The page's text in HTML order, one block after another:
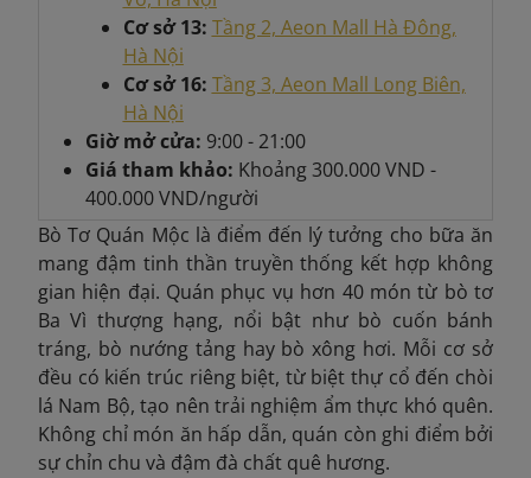
Cơ sở 13: Tầng 2, Aeon Mall Hà Đông,
Hà Nội
Cơ sở 16: Tầng 3, Aeon Mall Long Biên,
Hà Nội
Giờ mở cửa: 9:00 - 21:00
Giá tham khảo: Khoảng300.000 VND -
400.000 VND/người
Bò Tơ Quán Mộc là điểm đến lý tưởng cho bữa ăn
mang đậm tinh thần truyền thống kết hợp không
gian hiện đại. Quán phục vụ hơn 40 món từ bò tơ
Ba Vì thượng hạng, nổi bật như bò cuốn bánh
tráng, bò nướng tảng hay bò xông hơi. Mỗi cơ sở
đều có kiến trúc riêng biệt, từ biệt thự cổ đến chòi
lá Nam Bộ, tạo nên trải nghiệm ẩm thực khó quên.
Không chỉ món ăn hấp dẫn, quán còn ghi điểm bởi
sự chỉn chu và đậm đà chất quê hương.